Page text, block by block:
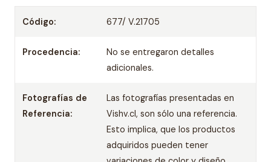
Código: 677/ V.21705
Procedencia:
No se entregaron detalles
adicionales.
Fotografías de
Referencia:
Las fotografías presentadas en
Vishv.cl, son sólo una referencia.
Esto implica, que los productos
adquiridos pueden tener